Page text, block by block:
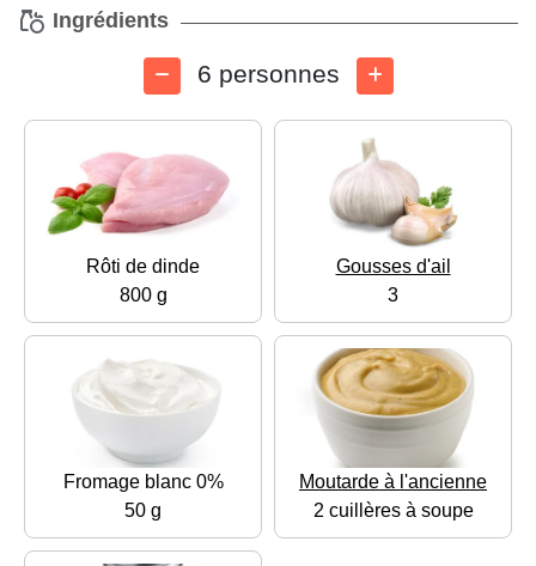
Ingrédients
6 personnes
Rôti de dinde
800 g
Gousses d'ail
3
Fromage blanc 0%
50 g
Moutarde à l'ancienne
2 cuillères à soupe